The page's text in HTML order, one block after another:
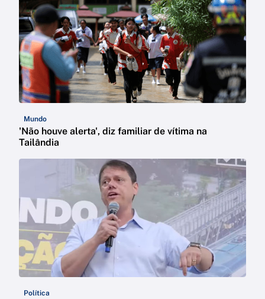
Mundo
'Não houve alerta', diz familiar de vítima na
Tailândia
Política